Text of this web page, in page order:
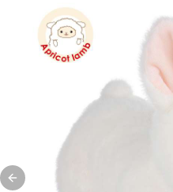
Previous slide